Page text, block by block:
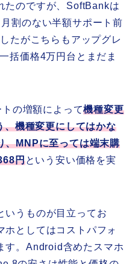
たのですが、SoftBankは
割のない半額サポート前
たがこちらもアップグレ
括価格4万円台とまだま
の増額によって機種変更
機種変更にしてはかな
、MNPに至っては端末購
円という安い価格を実
いうものが目立ってお
ホとしてはコストパフォ
す。Android含めたスマホ